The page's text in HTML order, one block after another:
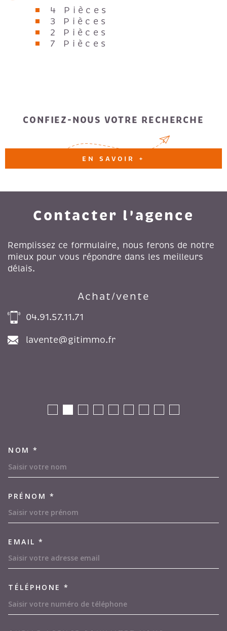
4 Pièces
3 Pièces
2 Pièces
7 Pièces
CONFIEZ-NOUS VOTRE RECHERCHE
EN SAVOIR +
Contacter l'agence
Remplissez ce formulaire, nous ferons de notre
mieux pour vous répondre dans les meilleurs
délais.
Achat/vente
04.91.57.11.71
lavente@gitimmo.fr
NOM *
PRÉNOM *
EMAIL *
TÉLÉPHONE *